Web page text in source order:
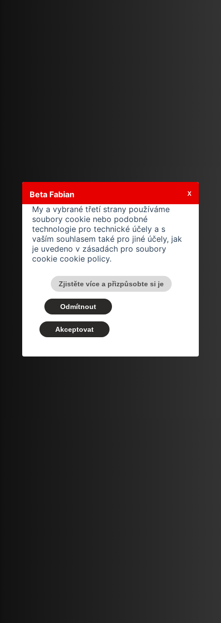
Beta Fabian
My a vybrané třetí strany používáme
soubory cookie nebo podobné
technologie pro technické účely a s
vaším souhlasem také pro jiné účely, jak
je uvedeno v zásadách pro soubory
cookie cookie policy.
Zjistěte více a přizpůsobte si je
Odmítnout
Akceptovat
X